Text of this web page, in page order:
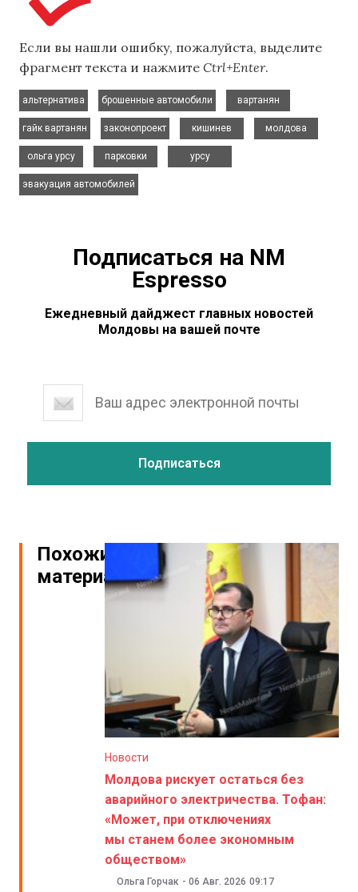
Если вы нашли ошибку, пожалуйста, выделите
фрагмент текста и нажмите Ctrl+Enter.
альтернатива
брошенные автомобили
вартанян
гайк вартанян
законопроект
кишинев
молдова
ольга урсу
парковки
урсу
эвакуация автомобилей
Подписаться на NM
Espresso
Ежедневный дайджест главных новостей
Молдовы на вашей почте
Похожие
материалы
Новости
Молдова рискует остаться без
аварийного электричества. Тофан:
«Может, при отключениях
мы станем более экономным
обществом»
Ольга Горчак - 06 Авг. 2026 09:17